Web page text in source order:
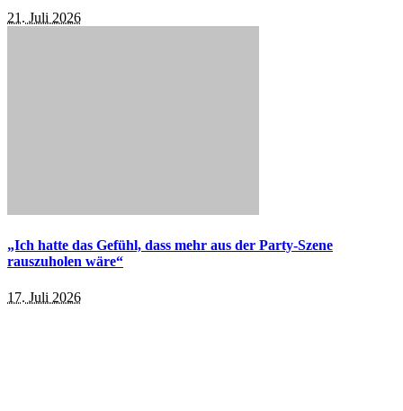
21. Juli 2026
„Ich hatte das Gefühl, dass mehr aus der Party-Szene
rauszuholen wäre“
17. Juli 2026